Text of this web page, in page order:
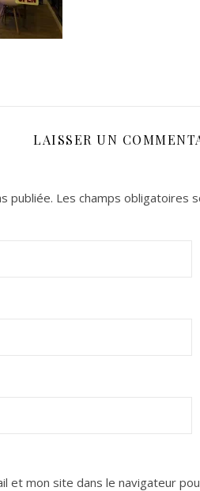
LAISSER UN
publiée. Les champs obligatoires
et mon site dans le navigateur